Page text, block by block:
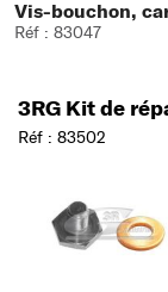
Vis-bouchon,
Réf : 83047
3RG Kit de
Réf : 83502